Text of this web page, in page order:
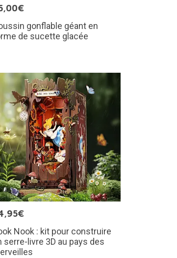
gonflable géant en
de sucette glacée
Nook : kit pour construire
serre-livre 3D au pays des